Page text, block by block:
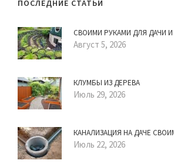
ПОСЛЕДНИЕ СТАТЬИ
СВОИМИ РУКАМИ ДЛЯ ДАЧИ И
Август 5, 2026
КЛУМБЫ ИЗ ДЕРЕВА
Июль 29, 2026
КАНАЛИЗАЦИЯ НА ДАЧЕ
Июль 22, 2026